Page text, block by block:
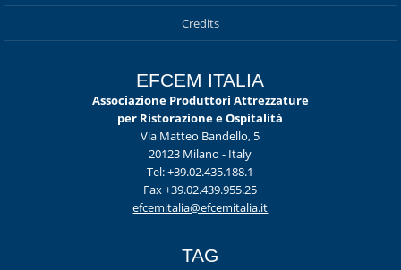
Credits
EFCEM ITALIA
Associazione Produttori Attrezzature
per Ristorazione e Ospitalità
Via Matteo Bandello, 5
20123 Milano - Italy
Tel: +39.02.435.188.1
Fax +39.02.439.955.25
efcemitalia@efcemitalia.it
TAG